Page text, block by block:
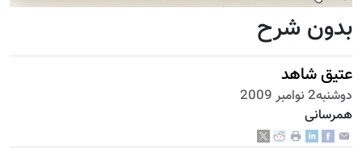
بدون شرح
عتیق شاهد
دوشنبه2 نوامبر 2009
همرسانی